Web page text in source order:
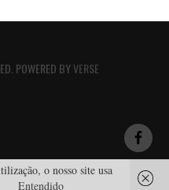
POWERED BYVERSE
o nosso site usa
Entendido